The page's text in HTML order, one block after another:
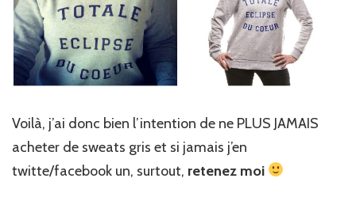
Voilà, j’ai donc bien l’intention de ne PLUS JAMAIS
acheter de sweats gris et si jamais j’en
twitte/facebook un, surtout, retenez moi